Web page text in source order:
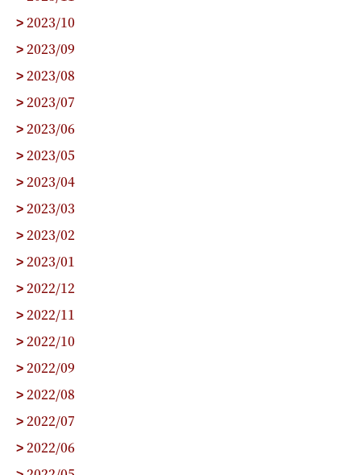
> 2023/10
> 2023/09
> 2023/08
> 2023/07
> 2023/06
> 2023/05
> 2023/04
> 2023/03
> 2023/02
> 2023/01
> 2022/12
> 2022/11
> 2022/10
> 2022/09
> 2022/08
> 2022/07
> 2022/06